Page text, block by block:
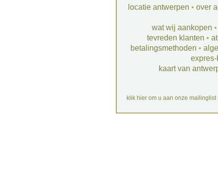
locatie antwerpen • over
wat wij aankopen
tevreden klanten •
betalingsmethoden •
kaart van
klik hier om u aan onze mailinglist